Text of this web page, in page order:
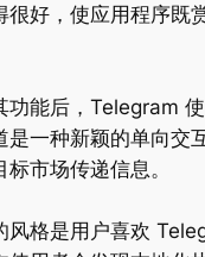
很好，使应用程序既
功能后，Telegram
是一种新颖的单向交
市场传递信息。
风格是用户喜欢